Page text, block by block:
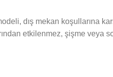
dış mekan koşullarına
etkilenmez, şişme veya